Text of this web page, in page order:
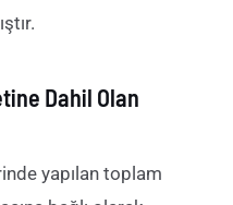
Dahil Olan
yapılan toplam